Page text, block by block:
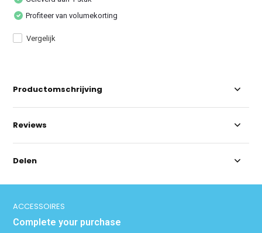
Profiteer van volumekorting
Vergelijk
Productomschrijving
Reviews
Delen
ACCESSOIRES
Complete your purchase